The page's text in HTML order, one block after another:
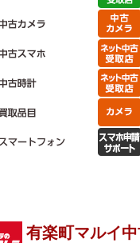
有楽町マルイ